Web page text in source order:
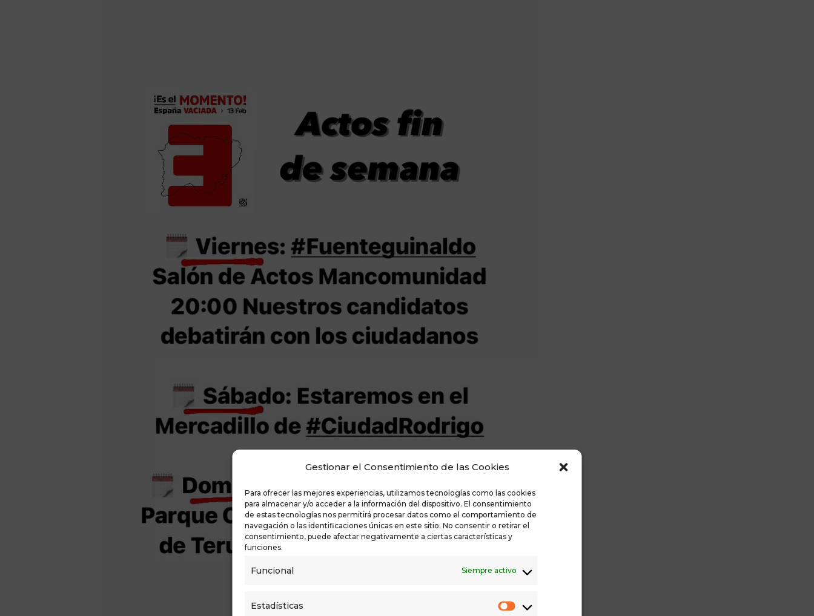
Gestionar el Consentimiento de las Cookies
Para ofrecer las mejores experiencias, utilizamos tecnologías como las cookies
para almacenar y/o acceder a la información del dispositivo. El consentimiento
de estas tecnologías nos permitirá procesar datos como el comportamiento de
navegación o las identificaciones únicas en este sitio. No consentir o retirar el
consentimiento, puede afectar negativamente a ciertas características y
funciones.
Funcional Siempre activo
Estadísticas